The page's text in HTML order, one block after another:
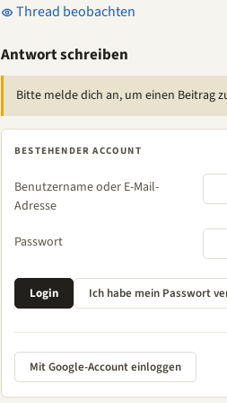
Thread beobachten
Antwort schreiben
Bitte melde dich an, um einen Beitrag
BESTEHENDER ACCOUNT
Benutzername oder E-Mail-
Adresse
Passwort
Mit Google-Account einloggen